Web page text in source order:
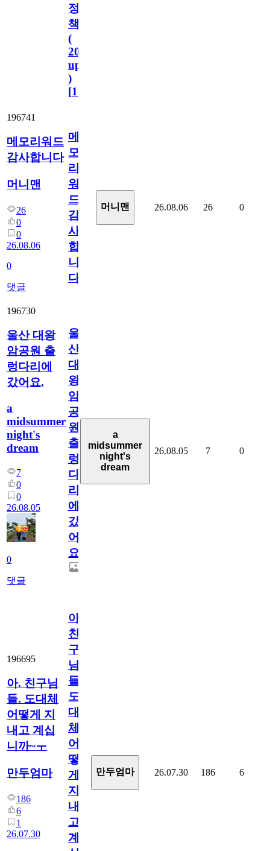
정
책
(
2023.11.1
update
)
[110
196741
메모리워드
감사합니다
머니맨
26
0
0
26.08.06
0
댓글
메
모
리
워
드
감
사
합
니
다
머니맨 26.08.06 26 0
196730
울산 대왕
암공원 출
렁다리에
갔어요.
a
midsummer
night's
dream
7
0
0
26.08.05
0
댓글
울
산
대
왕
암
공
원
출
렁
다
리
에
갔
어
요.
a
midsummer
night's
dream
26.08.05 7 0
196695
아. 친구님
들. 도대체
어떻게 지
내고 계십
니까~ㅜ
만두엄마
186
6
1
26.07.30
아.
친
구
님
들.
도
대
체
어
떻
게
지
내
고
계
만두엄마 26.07.30 186 6